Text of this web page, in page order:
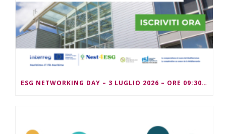
ESG NETWORKING DAY – 3 LUGLIO 2026 – ORE 09:30/13:00